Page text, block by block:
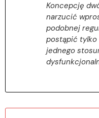
Koncepcję
narzucić
podobnej
postąpić tylko
jednego